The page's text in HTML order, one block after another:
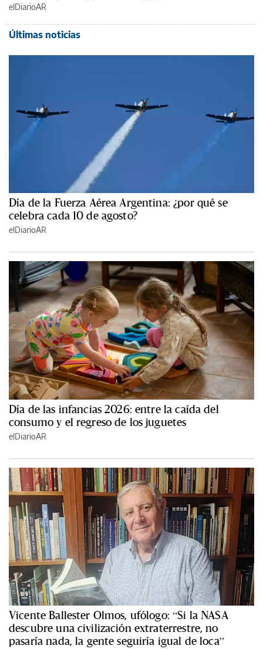
elDiarioAR
Últimas noticias
Día de la Fuerza Aérea Argentina: ¿por qué se
celebra cada 10 de agosto?
elDiarioAR
Día de las infancias 2026: entre la caída del
consumo y el regreso de los juguetes
elDiarioAR
Vicente Ballester Olmos, ufólogo: “Si la NASA
descubre una civilización extraterrestre, no
pasaría nada, la gente seguiría igual de loca”